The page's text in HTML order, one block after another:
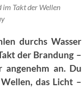
im Takt der Wellen
durchs Wasser
der Brandung –
an. Du
das Licht –